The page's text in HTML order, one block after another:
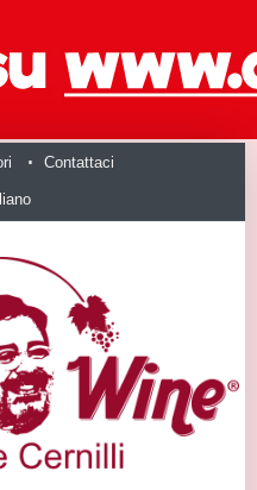
Contattaci